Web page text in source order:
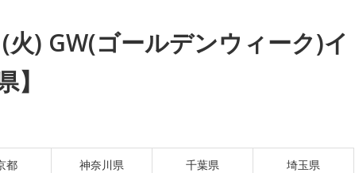
火) GW(ゴールデンウィーク)イ
】
都 神奈川県 千葉県 埼玉県